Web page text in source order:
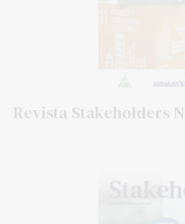
Revista Stakeholders